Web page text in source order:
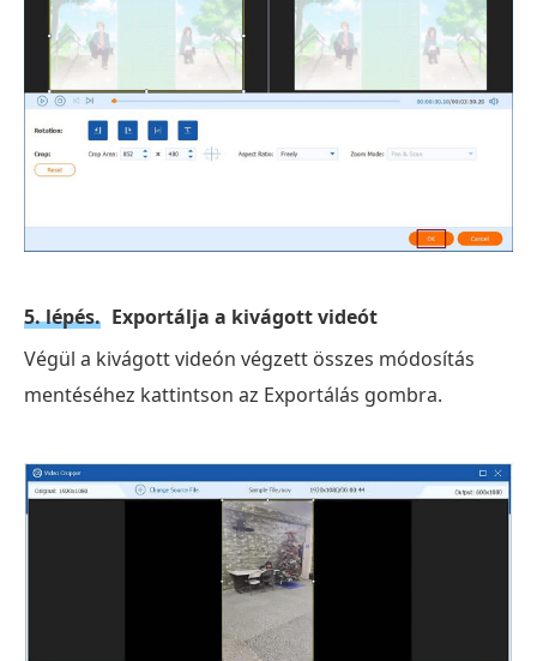
5. lépés. Exportálja a kivágott videót
Végül a kivágott videón végzett összes módosítás
mentéséhez kattintson az Exportálás gombra.